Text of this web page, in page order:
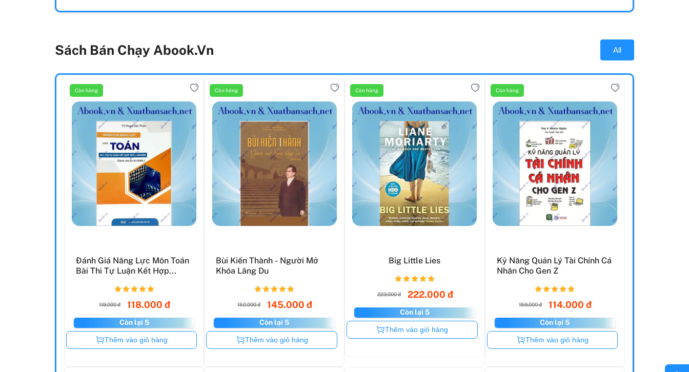
Sách Bán Chạy Abook.vn All
Còn hàng
Đánh Giá Năng Lực Môn Toán
Bài Thi Tự Luận Kết Hợp...
119.000 đ 118.000 đ
Còn lại 5
Còn hàng
Thêm vào giỏ hàng
Còn hàng
Bùi Kiến Thành - Người Mở
Khóa Lãng Du
150.000 đ 145.000 đ
Còn lại 5
Còn hàng
Thêm vào giỏ hàng
Còn hàng
Big Little Lies
223.000 đ 222.000 đ
Còn lại 5
Còn hàng
Thêm vào giỏ hàng
Còn hàng
Kỹ Năng Quản Lý Tài Chính Cá
Nhân Cho Gen Z
159.000 đ 114.000 đ
Còn lại 5
Còn hàng
Thêm vào giỏ hàng